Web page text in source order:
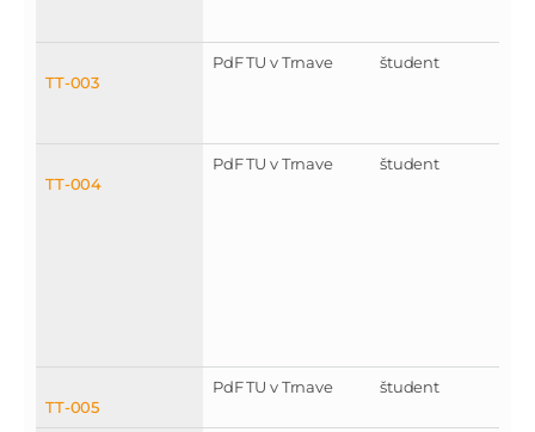
TT-003
PdF TU v Trnave študent
TT-004
PdF TU v Trnave študent
TT-005
PdF TU v Trnave študent